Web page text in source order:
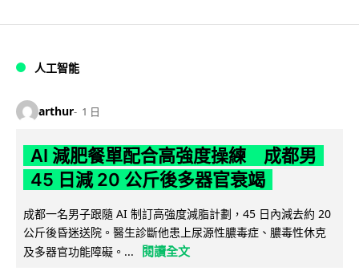
人工智能
arthur 1 日
AI 減肥餐單配合高強度操練 成都男
45 日減 20 公斤後多器官衰竭
成都一名男子跟隨 AI 制訂高強度減脂計劃，45 日內減去約 20
公斤後昏迷送院。醫生診斷他患上尿源性膿毒症、膿毒性休克
及多器官功能障礙。...
閱讀全文